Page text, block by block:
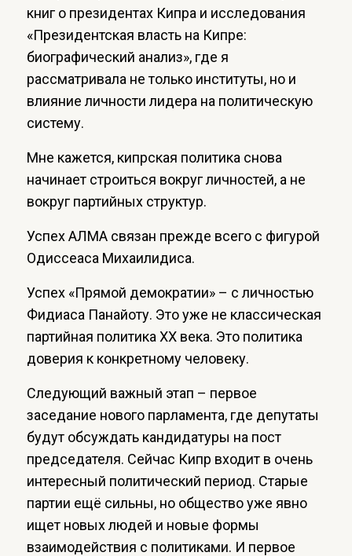
книг о президентах Кипра и исследования
«Президентская власть на Кипре:
биографический анализ», где я
рассматривала не только институты, но и
влияние личности лидера на политическую
систему.
Мне кажется, кипрская политика снова
начинает строиться вокруг личностей, а не
вокруг партийных структур.
Успех АЛМА связан прежде всего с фигурой
Одиссеаса Михаилидиса.
Успех «Прямой демократии» – с личностью
Фидиаса Панайоту. Это уже не классическая
партийная политика XX века. Это политика
доверия к конкретному человеку.
Следующий важный этап – первое
заседание нового парламента, где депутаты
будут обсуждать кандидатуры на пост
председателя. Сейчас Кипр входит в очень
интересный политический период. Старые
партии ещё сильны, но общество уже явно
ищет новых людей и новые формы
взаимодействия с политиками. И первое